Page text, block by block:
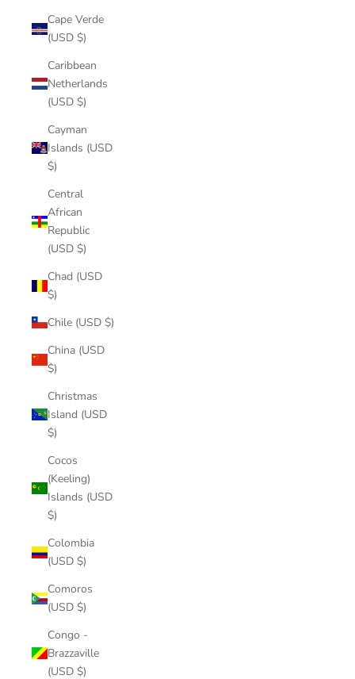
Cape Verde
(USD $)
Caribbean
Netherlands
(USD $)
Cayman
Islands (USD
$)
Central
African
Republic
(USD $)
Chad (USD
$)
Chile (USD $)
China (USD
$)
Christmas
Island (USD
$)
Cocos
(Keeling)
Islands (USD
$)
Colombia
(USD $)
Comoros
(USD $)
Congo -
Brazzaville
(USD $)